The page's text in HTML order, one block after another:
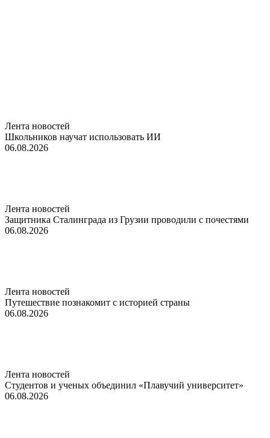
Лента новостей
Школьников научат использовать ИИ
06.08.2026
Лента новостей
Защитника Сталинграда из Грузии проводили с почестями
06.08.2026
Лента новостей
Путешествие познакомит с историей страны
06.08.2026
Лента новостей
Студентов и ученых объединил «Плавучий университет»
06.08.2026